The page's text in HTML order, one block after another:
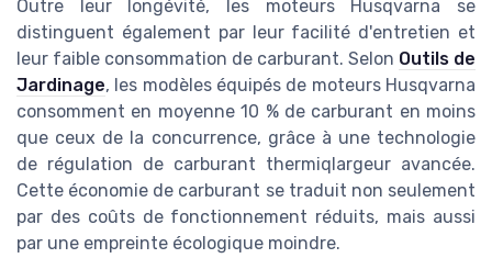
Outre leur longévité, les moteurs Husqvarna se
distinguent également par leur facilité d'entretien et
leur faible consommation de carburant. Selon Outils de
Jardinage, les modèles équipés de moteurs Husqvarna
consomment en moyenne 10 % de carburant en moins
que ceux de la concurrence, grâce à une technologie
de régulation de carburant thermiqlargeur avancée.
Cette économie de carburant se traduit non seulement
par des coûts de fonctionnement réduits, mais aussi
par une empreinte écologique moindre.